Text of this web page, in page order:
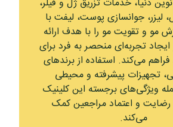
دنیا، خدمات تزریق ژل و فیلر،
لیزر، جوانسازی پوست، لیفت با
مو و تقویت مو را با هدف ارائه
تجربه‌ای منحصر به فرد برای
می‌کند. استفاده از برندهای
تجهیزات پیشرفته و محیطی
ویژگی‌های برجسته این کلینیک
و اعتماد مراجعین کمک
می‌کند.